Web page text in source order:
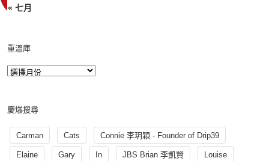
« 七月
重溫庫
慶爆搜尋
Carman Cats Connie 李玥穎 - Founder of Drip39
Elaine Gary In JBS Brian 李凱賢 Louise